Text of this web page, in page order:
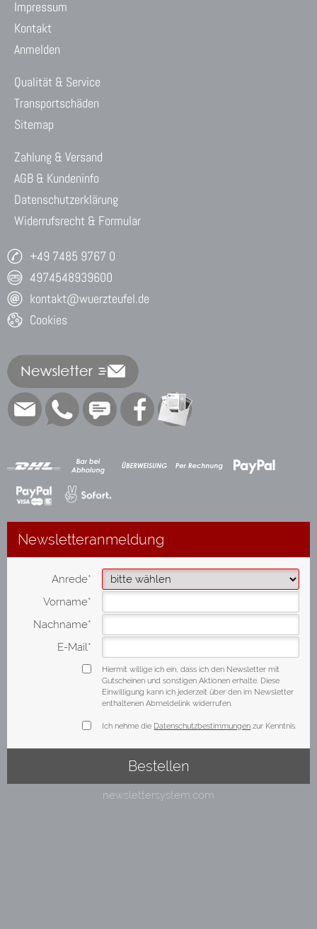
Impressum
Kontakt
Anmelden
Qualität & Service
Transportschäden
Sitemap
Zahlung & Versand
AGB & Kundeninfo
Datenschutzerklärung
Widerrufsrecht & Formular
+49 7485 9767 0
4974548939600
kontakt@wuerzteufel.de
Cookies